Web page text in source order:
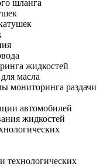
шланга
жидкостей
масла
мониторинга раздачи
автомобилей
жидкостей
технологических